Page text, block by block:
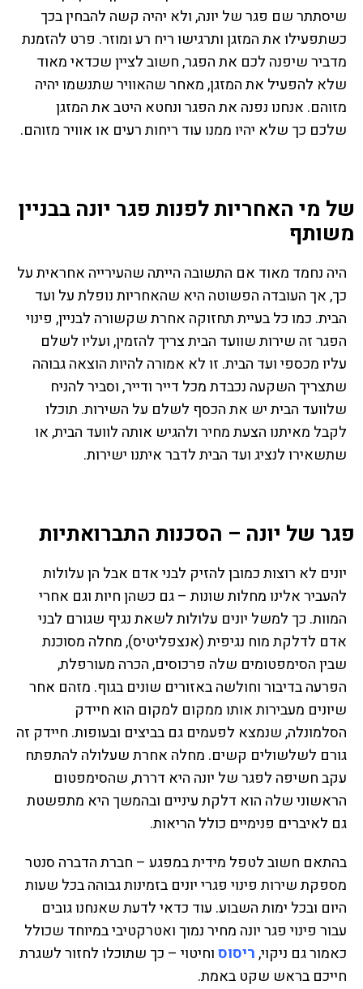
שיסתתר שם פגר של יונה, ולא יהיה קשה להבחין בכך
כשתפעילו את המזגן ותרגישו ריח רע ומוזר. פרט להזמנת
מדביר שיפנה לכם את הפגר, חשוב לציין שכדאי מאוד
שלא להפעיל את המזגן, מאחר שהאוויר שתנשמו יהיה
מזוהם. אנחנו נפנה את הפגר ונחטא היטב את המזגן
שלכם כך שלא יהיו ממנו עוד ריחות רעים או אוויר מזוהם.
של מי האחריות לפנות פגר יונה בבניין
משותף
היה נחמד מאוד אם התשובה הייתה שהעירייה אחראית על
כך, אך העובדה הפשוטה היא שהאחריות נופלת על ועד
הבית. כמו כל בעיית תחזוקה אחרת שקשורה לבניין, פינוי
הפגר זה שירות שוועד הבית צריך להזמין, ועליו לשלם
עליו מכספי ועד הבית. זו לא אמורה להיות הוצאה גבוהה
שתצריך השקעה נכבדת מכל דייר ודייר, וסביר להניח
שלוועד הבית יש את הכסף לשלם על השירות. תוכלו
לקבל מאיתנו הצעת מחיר ולהגיש אותה לוועד הבית, או
שתשאירו לנציג ועד הבית לדבר איתנו ישירות.
פגר של יונה – הסכנות התברואתיות
יונים לא רוצות כמובן להזיק לבני אדם אבל הן עלולות
להעביר אלינו מחלות שונות – גם כשהן חיות וגם אחרי
המוות. כך למשל יונים עלולות לשאת נגיף שגורם לבני
אדם לדלקת מוח נגיפית (אנצפליטיס), מחלה מסוכנת
שבין הסימפטומים שלה פרכוסים, הכרה מעורפלת,
הפרעה בדיבור וחולשה באזורים שונים בגוף. מזהם אחר
שיונים מעבירות אותו ממקום למקום הוא חיידק
הסלמונלה, שנמצא לפעמים גם בביצים ובעופות. חיידק זה
גורם לשלשולים קשים. מחלה אחרת שעלולה להתפתח
עקב חשיפה לפגר של יונה היא דררת, שהסימפטום
הראשוני שלה הוא דלקת עיניים ובהמשך היא מתפשטת
גם לאיברים פנימיים כולל הריאות.
בהתאם חשוב לטפל מידית במפגע – חברת הדברה סנטר
מספקת שירות פינוי פגרי יונים בזמינות גבוהה בכל שעות
היום ובכל ימות השבוע. עוד כדאי לדעת שאנחנו גובים
עבור פינוי פגר יונה מחיר נמוך ואטרקטיבי במיוחד שכולל
כאמור גם ניקוי,ריסוסוחיטוי – כך שתוכלו לחזור לשגרת
חייכם בראש שקט באמת.